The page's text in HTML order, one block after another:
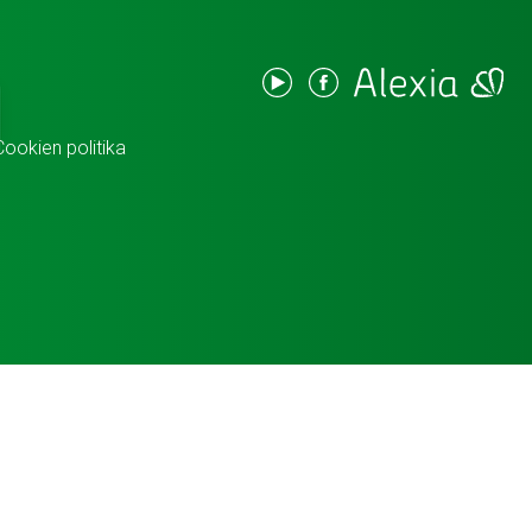
politika